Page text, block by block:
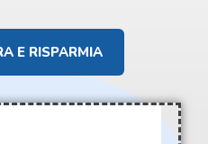
E RISPARMIA